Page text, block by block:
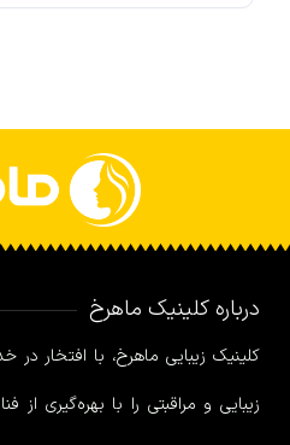
درباره کلینیک ماهرخ
کلینیک زیبایی ماهرخ، با افتخار
زیبایی و مراقبتی را با بهره‌گیری از